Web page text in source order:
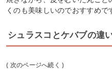
くのも美味しいのでおすすめで
シュラスコとケバブの違
( 次のページへ続く )